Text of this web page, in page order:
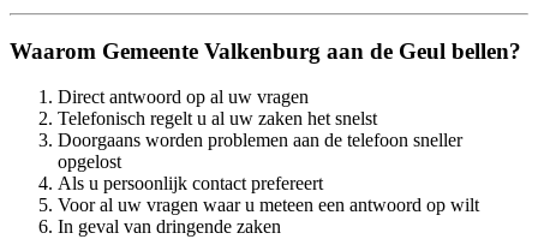
Waarom Gemeente Valkenburg aan de Geul bellen?
Direct antwoord op al uw vragen
Telefonisch regelt u al uw zaken het snelst
Doorgaans worden problemen aan de telefoon sneller
opgelost
Als u persoonlijk contact prefereert
Voor al uw vragen waar u meteen een antwoord op wilt
In geval van dringende zaken